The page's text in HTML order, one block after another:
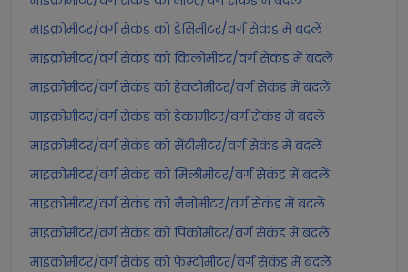
माइक्रोमीटर/वर्ग सेकंड को डेसिमीटर/वर्ग सेकंड में बदलें
माइक्रोमीटर/वर्ग सेकंड को किलोमीटर/वर्ग सेकंड में बदलें
माइक्रोमीटर/वर्ग सेकंड को हेक्टोमीटर/वर्ग सेकंड में बदलें
माइक्रोमीटर/वर्ग सेकंड को डेकामीटर/वर्ग सेकंड में बदलें
माइक्रोमीटर/वर्ग सेकंड को सेंटीमीटर/वर्ग सेकंड में बदलें
माइक्रोमीटर/वर्ग सेकंड को मिलीमीटर/वर्ग सेकंड में बदलें
माइक्रोमीटर/वर्ग सेकंड को नैनोमीटर/वर्ग सेकंड में बदलें
माइक्रोमीटर/वर्ग सेकंड को पिकोमीटर/वर्ग सेकंड में बदलें
माइक्रोमीटर/वर्ग सेकंड को फेम्टोमीटर/वर्ग सेकंड में बदलें